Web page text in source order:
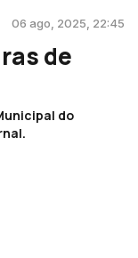
06 ago, 2025, 22:45
de
do